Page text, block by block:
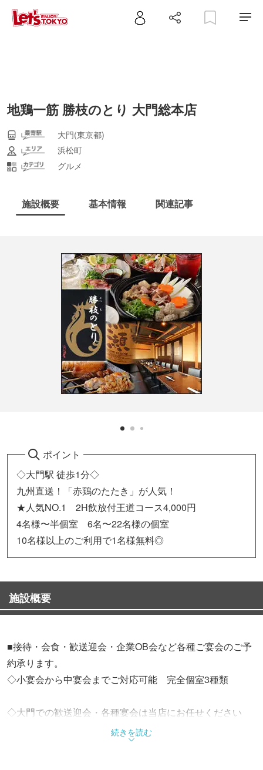
地鶏一筋 勝枝のとり 大門総本店
大門(東京都)
浜松町
グルメ
施設概要 基本情報 関連記事
ポイント
◇大門駅 徒歩1分◇
九州直送！「赤鶏のたたき」が人気！
★人気NO.1 2H飲放付王道コース4,000円
4名様〜半個室 6名〜22名様の個室
10名様以上のご利用で1名様無料◎
施設概要
■接待・会食・歓送迎会・企業OB会など各種ご宴会のご予
約承ります。
◇小宴会から中宴会までご対応可能 完全個室3種類
◇大門での歓送迎会・各種宴会は当店にお任せください
宮崎直送素材を豊富に使った厳選コース3種類ご用意◎
◇20種類以上の鶏料理ございます◎
続きを読む